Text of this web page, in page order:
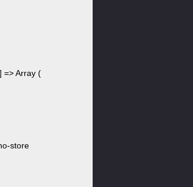
=> Array (
store